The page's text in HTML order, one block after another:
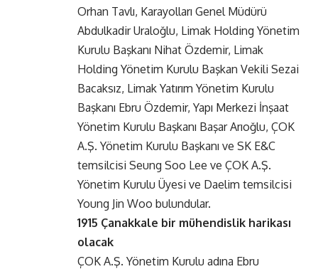
Orhan Tavlı, Karayolları Genel Müdürü
Abdulkadir Uraloğlu, Limak Holding Yönetim
Kurulu Başkanı Nihat Özdemir, Limak
Holding Yönetim Kurulu Başkan Vekili Sezai
Bacaksız, Limak Yatırım Yönetim Kurulu
Başkanı Ebru Özdemir, Yapı Merkezi İnşaat
Yönetim Kurulu Başkanı Başar Arıoğlu, ÇOK
A.Ş. Yönetim Kurulu Başkanı ve SK E&C
temsilcisi Seung Soo Lee ve ÇOK A.Ş.
Yönetim Kurulu Üyesi ve Daelim temsilcisi
Young Jin Woo bulundular.
1915 Çanakkale bir mühendislik harikası
olacak
ÇOK A.Ş. Yönetim Kurulu adına Ebru